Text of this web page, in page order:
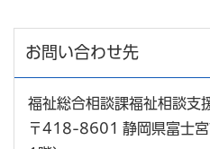
お問い合わせ先
福祉総合相談課福祉相談支
〒418-8601 静岡県富士